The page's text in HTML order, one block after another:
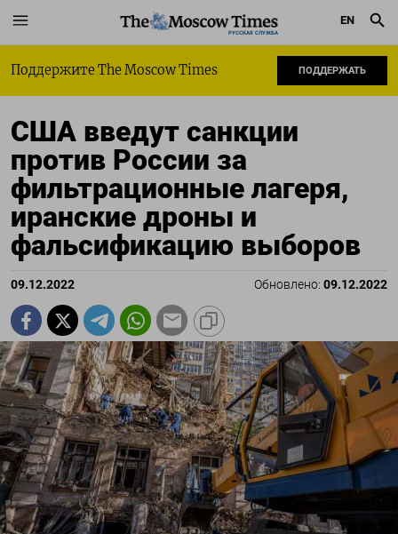
РУССКАЯ СЛУЖБА
EN
Поддержите The Moscow Times ПОДДЕРЖАТЬ
США введут санкции
против России за
фильтрационные лагеря,
иранские дроны и
фальсификацию выборов
09.12.2022 Обновлено: 09.12.2022